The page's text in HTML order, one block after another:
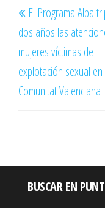
de
entradas
anterior
El Programa Alba
dos años las
mujeres víctimas de
explotación sexual en
Comunitat Valenciana
BUSCAR EN